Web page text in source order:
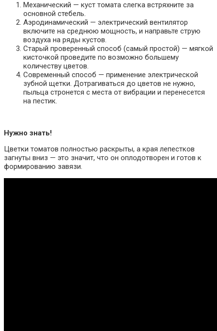
Механический — куст томата слегка встряхните за
основной стебель.
Аэродинамический — электрический вентилятор
включите на среднюю мощность, и направьте струю
воздуха на ряды кустов.
Старый проверенный способ (самый простой) — мягкой
кисточкой проведите по возможно большему
количеству цветов.
Современный способ — применение электрической
зубной щетки. Дотрагиваться до цветов не нужно,
пыльца стронется с места от вибрации и перенесется
на пестик.
Нужно знать!
Цветки томатов полностью раскрыты, а края лепестков
загнуты вниз — это значит, что он оплодотворен и готов к
формированию завязи.